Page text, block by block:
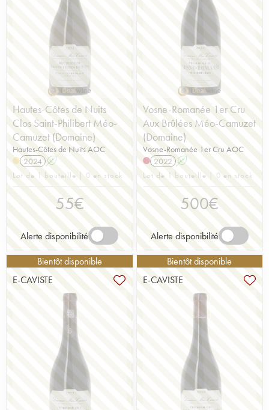
Hautes-Côtes de Nuits
Clos Saint-Philibert Méo-
Camuzet (Domaine)
Hautes-Côtes de Nuits AOC
2024 A
Lot de 1 bouteille | 0 en stock
55€
Alerte disponibilité
Vosne-Romanée 1er Cru
Aux Brûlées Méo-Camuzet
(Domaine)
Vosne-Romanée 1er Cru AOC
2022 A
Lot de 1 bouteille | 0 en stock
500€
Alerte disponibilité
Bientôt disponible
E-CAVISTE
Bientôt disponible
E-CAVISTE